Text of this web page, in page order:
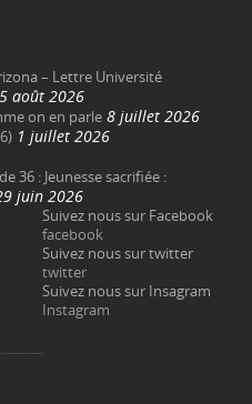
– Lettre Université
5 août 2026
on en parle 8 juillet 2026
1 juillet 2026
36 : Jeunesse sacrifiée :
juin 2026
Suivez nous sur Facebook
facebook
Suivez nous sur twitter
twitter
Suivez nous sur Insagram
Instagram